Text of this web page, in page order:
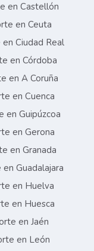
en Castellón
en Ceuta
Ciudad Real
en Córdoba
en A Coruña
en Cuenca
en Guipúzcoa
en Gerona
en Granada
Guadalajara
en Huelva
en Huesca
en Jaén
en León